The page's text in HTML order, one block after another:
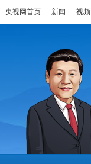
央视网首页 新闻 视频